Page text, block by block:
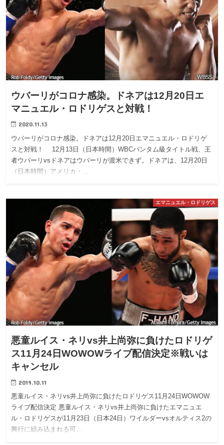
ウバーリがコロナ感染。ドネアは12月20日エ
マニュエル・ロドリゲスと対戦！
2020.11.13
ウバーリがコロナ感染。ドネアは12月20日エマニュエル・ロドリゲ
スと対戦！ 12月13日（日本時間）WBCバンタム級タイトル戦、王
者ウバーリvsドネアはウバーリが渡米できず。ドネアは、12月20日
（日本時間）アメリカ・…
エマニュエル・ロドリゲス
悪童ルイス・ネリvs井上尚弥に負けたロドリゲ
ス11月24日WOWOWライブ配信決定※戦いは
キャンセル
2019.10.11
悪童ルイス・ネリvs井上尚弥に負けたロドリゲス11月24日WOWOW
ライブ配信決定 悪童ルイス・ネリvs井上尚弥に負けたエマニュエ
ル・ロドリゲスが11月23日（日本24日）ワイルダーvsオルティス2の
興行に組み込まれる可…